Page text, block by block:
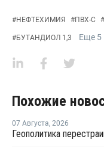
#НЕФТЕХИМИЯ #ПВХ-С #
#БУТАНДИОЛ 1,3 Еще 5
Похожие
07 Августа, 2026